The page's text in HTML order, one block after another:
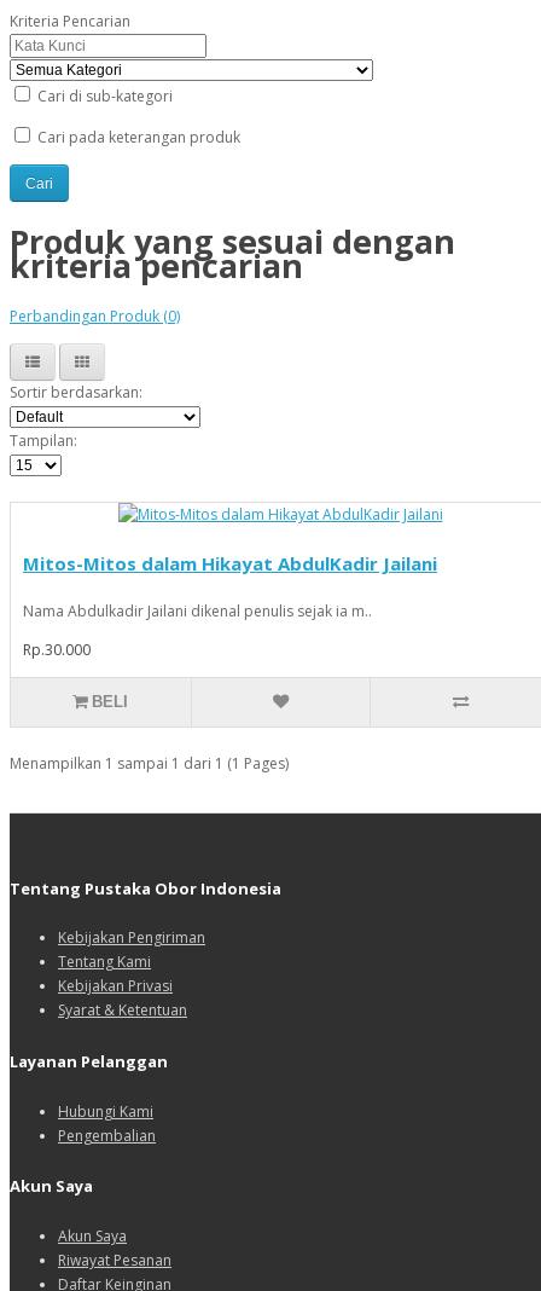
Kriteria Pencarian
Cari di sub-kategori
Cari pada keterangan produk
Produk yang sesuai dengan
kriteria pencarian
Perbandingan Produk (0)
Sortir berdasarkan:
Tampilan:
Mitos-Mitos dalam Hikayat AbdulKadir Jailani
Nama Abdulkadir Jailani dikenal penulis sejak ia m..
Rp.30.000
BELI
Menampilkan 1 sampai 1 dari 1 (1 Pages)
Tentang Pustaka Obor Indonesia
Kebijakan Pengiriman
Tentang Kami
Kebijakan Privasi
Syarat & Ketentuan
Layanan Pelanggan
Hubungi Kami
Pengembalian
Akun Saya
Akun Saya
Riwayat Pesanan
Daftar Keinginan